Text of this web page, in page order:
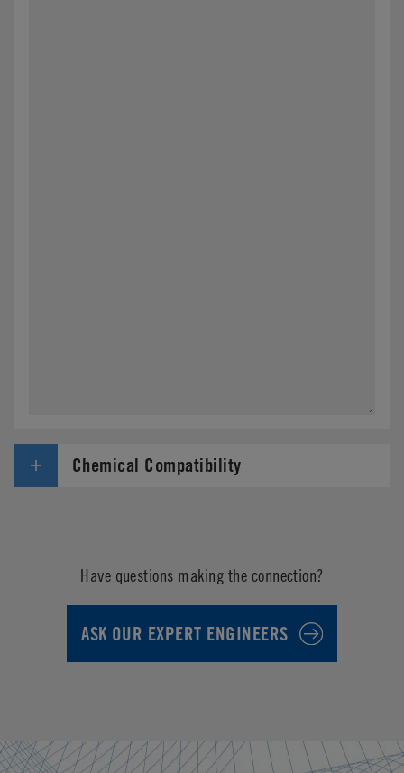
Chemical Compatibility
Have questions making the connection?
ASK OUR EXPERT ENGINEERS